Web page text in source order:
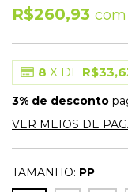
R$260,93 com
8 X DE
3% de desconto
VER MEIOS DE
TAMANHO: PP